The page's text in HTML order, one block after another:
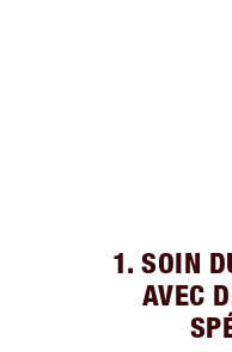
1. SOIN
AVEC